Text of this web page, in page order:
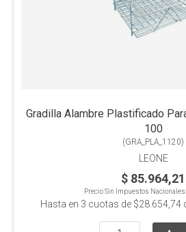
Gradilla Alambre Plastificado
100
(GRA_PLA_1120)
LEONE
$ 85.964,21
Precio Sin Impuestos Nacionales:
Hasta en 3 cuotas de $28.654,74